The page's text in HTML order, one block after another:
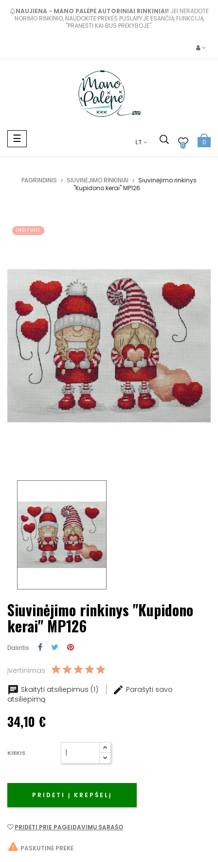
NAUJIENA - MANO PALĖPĖ AUTORINIAI RINKINIAI! JEI NERADOTE
NORIMO RINKINIO, NAUDOKITE PREKĖS PUSLAPYJE ESANČIĄ FUNKCIJĄ
"PRANEŠTI KAI BUS PREKYBOJE".
Toggle
navigation
☰ LT 0 0
PAGRINDINIS SIUVINĖJIMO RINKINIAI
Siuvinėjimo rinkinys
"Kupidono kerai" MP126
LIKO 1 VNT.
Siuvinėjimo rinkinys "Kupidono
kerai" MP126
Dalintis
Įvertinimas
Skaityti atsiliepimus (1)
Parašyti savo
atsiliepimą
34,10 €
KIEKIS
PRIDĖTI Į KREPŠELĮ
PRIDĖTI PRIE PAGEIDAVIMŲ SĄRAŠO
 PASKUTINĖ PREKĖ